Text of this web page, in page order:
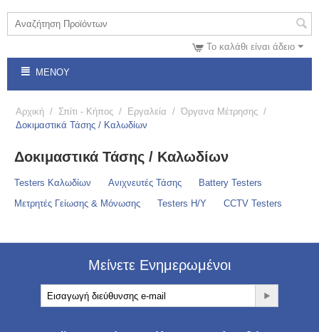
Το καλάθι είναι άδειο
ΜΕΝΟΎ
Αρχική / Σπίτι - Κήπος / Εργαλεία / Όργανα Μέτρησης /
Δοκιμαστικά Τάσης / Καλωδίων
Δοκιμαστικά Τάσης / Καλωδίων
Testers Καλωδίων Ανιχνευτές Τάσης
Battery Testers
Μετρητές Γείωσης & Μόνωσης
Testers Η/Υ CCTV Testers
Μείνετε Ενημερωμένοι